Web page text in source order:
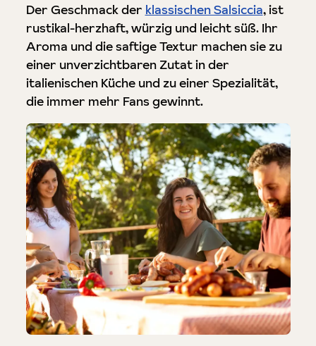
Der Geschmack der klassischen Salsiccia, ist
rustikal-herzhaft, würzig und leicht süß. Ihr
Aroma und die saftige Textur machen sie zu
einer unverzichtbaren Zutat in der
italienischen Küche und zu einer Spezialität,
die immer mehr Fans gewinnt.